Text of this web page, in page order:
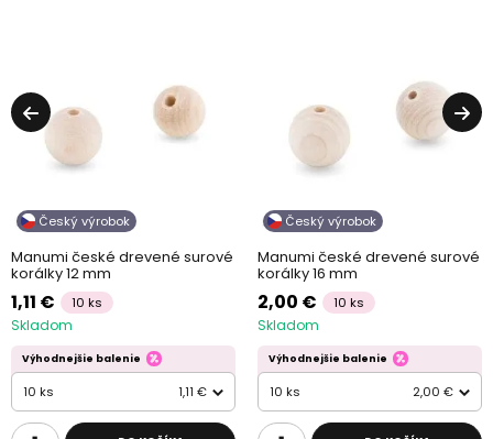
Český výrobok
Manumi české drevené surové
korálky 12 mm
1,11 € 10 ks
Skladom
Výhodnejšie balenie
10 ks 1,11 €
Český výrobok
Manumi české drevené surové
korálky 16 mm
2,00 € 10 ks
Skladom
Výhodnejšie balenie
10 ks 2,00 €